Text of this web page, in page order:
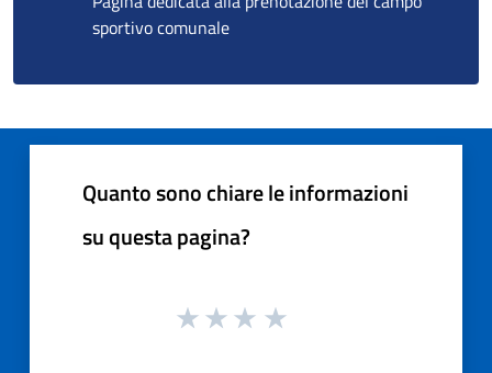
sportivo comunale
Quanto sono chiare le informazioni
su questa pagina?